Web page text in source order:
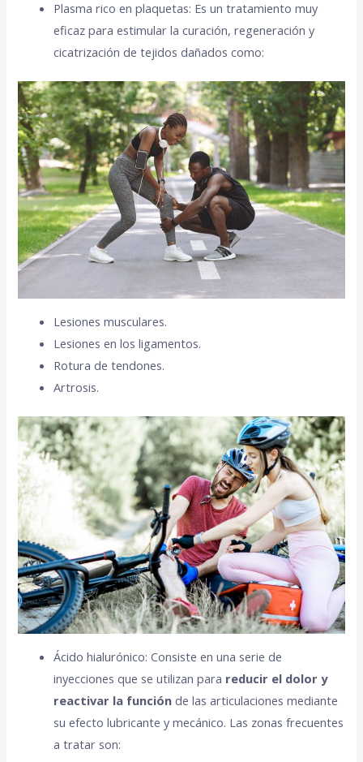
Plasma rico en plaquetas: Es un tratamiento muy
eficaz para estimular la curación, regeneración y
cicatrización de tejidos dañados como:
Lesiones musculares.
Lesiones en los ligamentos.
Rotura de tendones.
Artrosis.
Ácido hialurónico: Consiste en una serie de
inyecciones que se utilizan para reducir el dolor y
reactivar la funciónde las articulaciones mediante
su efecto lubricante y mecánico. Las zonas frecuentes
a tratar son: